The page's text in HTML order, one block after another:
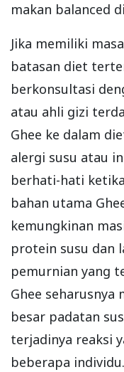
makan balanced
Jika memiliki
batasan diet
berkonsultasi
atau ahli gizi
Ghee ke dalam
alergi susu atau
berhati-hati
bahan utama
kemungkinan
protein susu dan
pemurnian yang
Ghee seharusnya
besar padatan
terjadinya reaksi
beberapa